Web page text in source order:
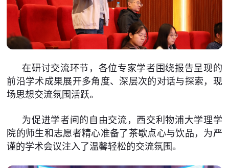
在研讨交流环节，各位专家学者围绕报告呈现的
前沿学术成果展开多角度、深层次的对话与探索，现
场思想交流氛围活跃。
为促进学者间的自由交流，西交利物浦大学理学
院的师生和志愿者精心准备了茶歇点心与饮品，为严
谨的学术会议注入了温馨轻松的交流氛围。